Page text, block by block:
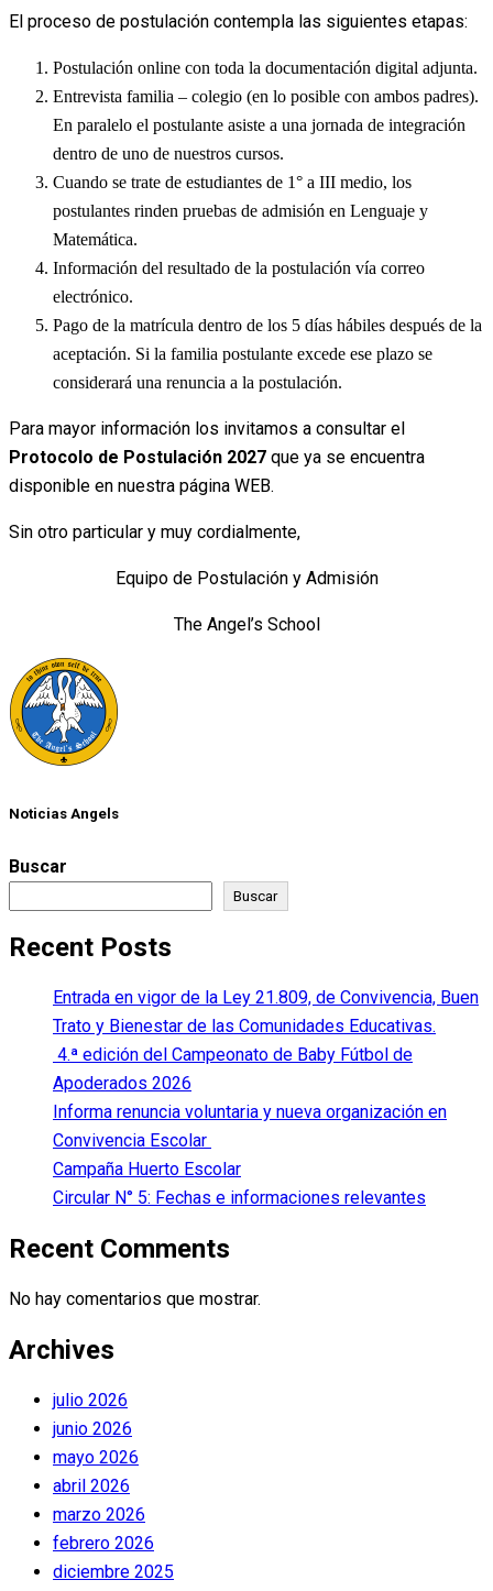
El proceso de postulación contempla las siguientes etapas:
Postulación online con toda la documentación digital adjunta.
Entrevista familia – colegio (en lo posible con ambos padres).
En paralelo el postulante asiste a una jornada de integración
dentro de uno de nuestros cursos.
Cuando se trate de estudiantes de 1° a III medio, los
postulantes rinden pruebas de admisión en Lenguaje y
Matemática.
Información del resultado de la postulación vía correo
electrónico.
Pago de la matrícula dentro de los 5 días hábiles después de la
aceptación. Si la familia postulante excede ese plazo se
considerará una renuncia a la postulación.
Para mayor información los invitamos a consultar el
Protocolo de Postulación 2027 que ya se encuentra
disponible en nuestra página WEB.
Sin otro particular y muy cordialmente,
Equipo de Postulación y Admisión
The Angel’s School
Noticias Angels
Buscar
Buscar
Recent Posts
Entrada en vigor de la Ley 21.809, de Convivencia, Buen
Trato y Bienestar de las Comunidades Educativas.
4.ª edición del Campeonato de Baby Fútbol de
Apoderados 2026
Informa renuncia voluntaria y nueva organización en
Convivencia Escolar
Campaña Huerto Escolar
Circular N° 5: Fechas e informaciones relevantes
Recent Comments
No hay comentarios que mostrar.
Archives
julio 2026
junio 2026
mayo 2026
abril 2026
marzo 2026
febrero 2026
diciembre 2025